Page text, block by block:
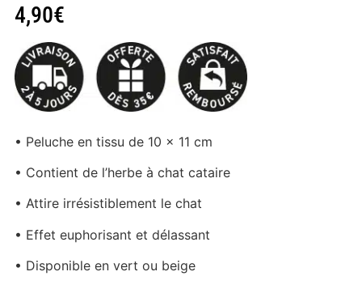
4,90€
• Peluche en tissu de 10 x 11 cm
• Contient de l’herbe à chat cataire
• Attire irrésistiblement le chat
• Effet euphorisant et délassant
• Disponible en vert ou beige